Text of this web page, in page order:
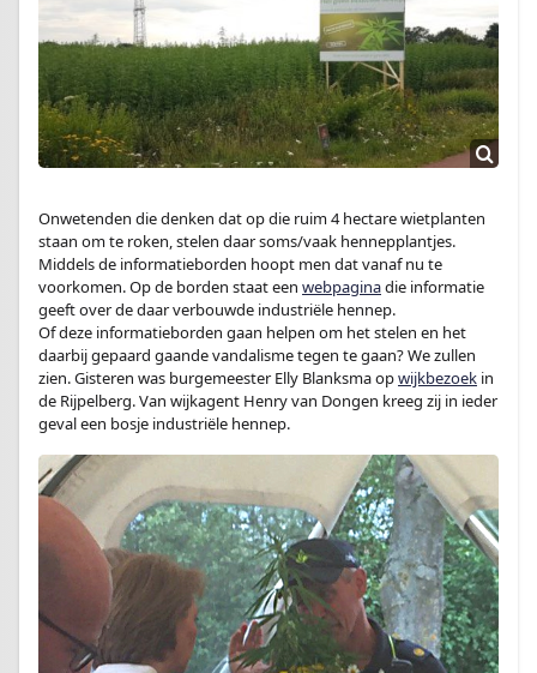
Onwetenden die denken dat op die ruim 4 hectare wietplanten
staan om te roken, stelen daar soms/vaak hennepplantjes.
Middels de informatieborden hoopt men dat vanaf nu te
voorkomen. Op de borden staat een webpaginadie informatie
geeft over de daar verbouwde industriële hennep.
Of deze informatieborden gaan helpen om het stelen en het
daarbij gepaard gaande vandalisme tegen te gaan? We zullen
zien. Gisteren was burgemeester Elly Blanksma opwijkbezoek in
de Rijpelberg. Van wijkagent Henry van Dongen kreeg zij in ieder
geval een bosje industriële hennep.